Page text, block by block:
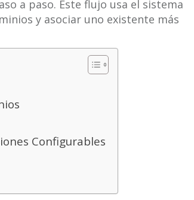
a paso. Este flujo usa el sistema
y asociar uno existente más
Configurables